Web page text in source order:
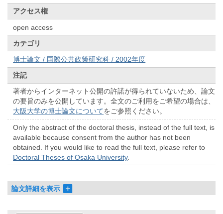
アクセス権
open access
カテゴリ
博士論文 / 国際公共政策研究科 / 2002年度
注記
著者からインターネット公開の許諾が得られていないため、論文
の要旨のみを公開しています。全文のご利用をご希望の場合は、
大阪大学の博士論文についてをご参照ください。
Only the abstract of the doctoral thesis, instead of the full text, is
available because consent from the author has not been
obtained. If you would like to read the full text, please refer to
Doctoral Theses of Osaka University.
論文詳細を表示